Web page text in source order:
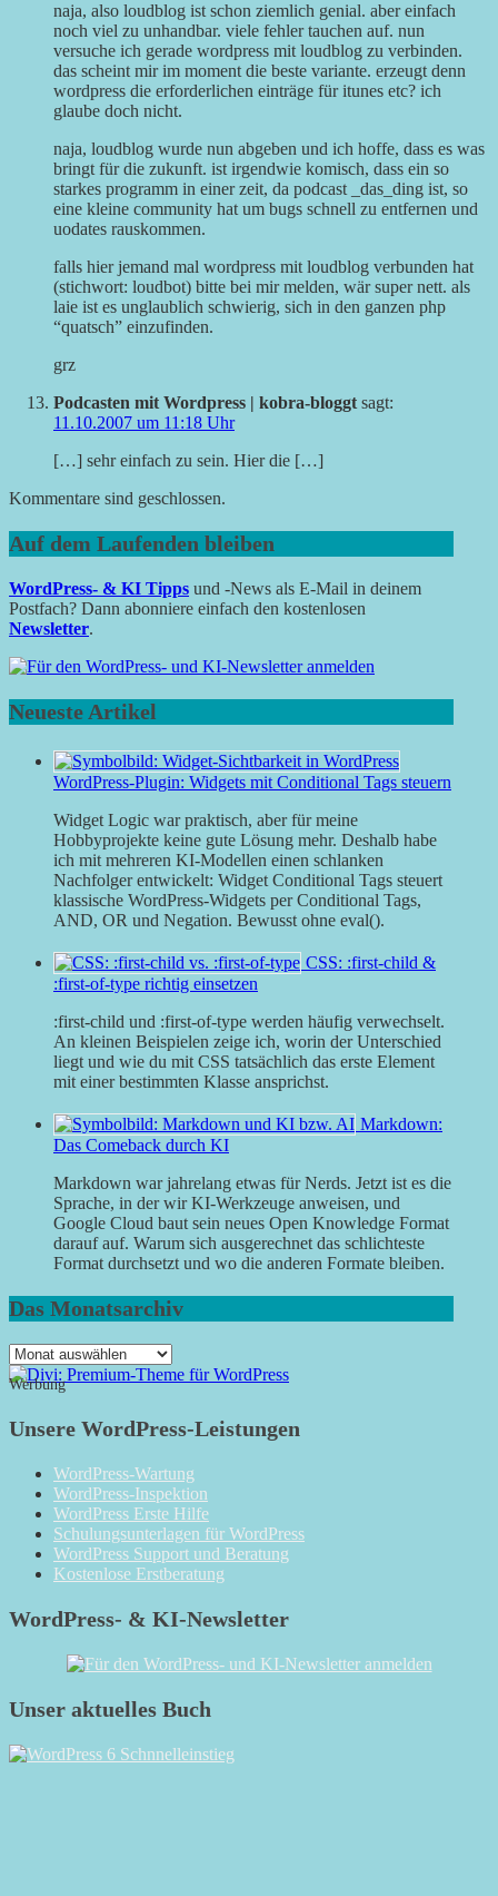
naja, also loudblog ist schon ziemlich genial. aber einfach
noch viel zu unhandbar. viele fehler tauchen auf. nun
versuche ich gerade wordpress mit loudblog zu verbinden.
das scheint mir im moment die beste variante. erzeugt denn
wordpress die erforderlichen einträge für itunes etc? ich
glaube doch nicht.
naja, loudblog wurde nun abgeben und ich hoffe, dass es was
bringt für die zukunft. ist irgendwie komisch, dass ein so
starkes programm in einer zeit, da podcast _das_ding ist, so
eine kleine community hat um bugs schnell zu entfernen und
uodates rauskommen.
falls hier jemand mal wordpress mit loudblog verbunden hat
(stichwort: loudbot) bitte bei mir melden, wär super nett. als
laie ist es unglaublich schwierig, sich in den ganzen php
“quatsch” einzufinden.
grz
Podcasten mit Wordpress | kobra-bloggt sagt:
11.10.2007 um 11:18 Uhr
[…] sehr einfach zu sein. Hier die […]
Kommentare sind geschlossen.
Auf dem Laufenden bleiben
WordPress- & KI Tipps und -News als E-Mail in deinem
Postfach? Dann abonniere einfach den kostenlosen
Newsletter.
Neueste Artikel
WordPress-Plugin: Widgets mit Conditional Tags steuern
Widget Logic war praktisch, aber für meine
Hobbyprojekte keine gute Lösung mehr. Deshalb habe
ich mit mehreren KI-Modellen einen schlanken
Nachfolger entwickelt: Widget Conditional Tags steuert
klassische WordPress-Widgets per Conditional Tags,
AND, OR und Negation. Bewusst ohne eval().
CSS: :first-child &
:first-of-type richtig einsetzen
:first-child und :first-of-type werden häufig verwechselt.
An kleinen Beispielen zeige ich, worin der Unterschied
liegt und wie du mit CSS tatsächlich das erste Element
mit einer bestimmten Klasse ansprichst.
Markdown:
Das Comeback durch KI
Markdown war jahrelang etwas für Nerds. Jetzt ist es die
Sprache, in der wir KI-Werkzeuge anweisen, und
Google Cloud baut sein neues Open Knowledge Format
darauf auf. Warum sich ausgerechnet das schlichteste
Format durchsetzt und wo die anderen Formate bleiben.
Das Monatsarchiv
Das
Monatsarchiv
Werbung
Unsere WordPress-Leistungen
WordPress-Wartung
WordPress-Inspektion
WordPress Erste Hilfe
Schulungsunterlagen für WordPress
WordPress Support und Beratung
Kostenlose Erstberatung
WordPress- & KI-Newsletter
Unser aktuelles Buch